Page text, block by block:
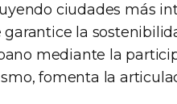
ciudades más
la
mediante la
fomenta la